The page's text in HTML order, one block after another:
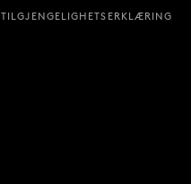
TILGJENGELIGHETSERKLÆRING